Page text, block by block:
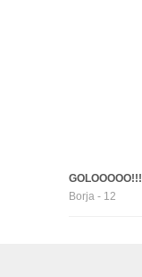
GOLOOOOO!!!
Borja - 12